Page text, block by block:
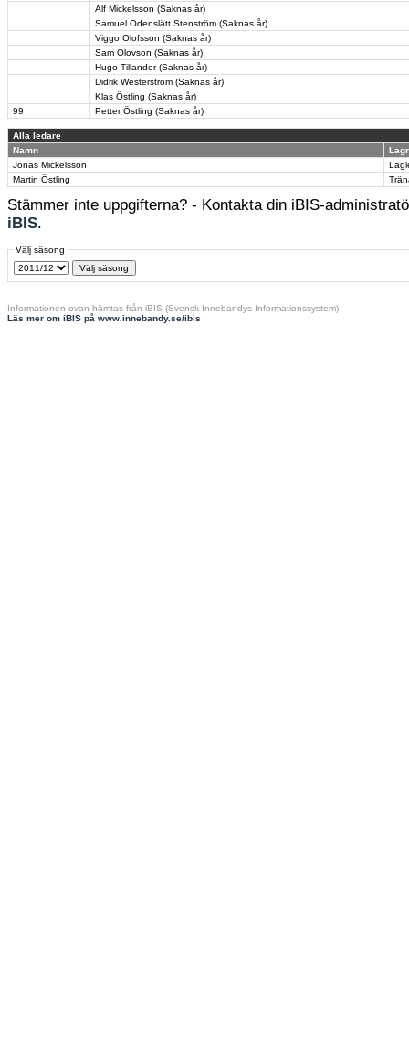
Alf Mickelsson (Saknas år)
Samuel Odenslätt Stenström (Saknas år)
Viggo Olofsson (Saknas år)
Sam Olovson (Saknas år)
Hugo Tillander (Saknas år)
Didrik Westerström (Saknas år)
Klas Östling (Saknas år)
99
Petter Östling (Saknas år)
Alla ledare
Namn
Jonas Mickelsson
Martin Östling
Stämmer inte uppgifterna? - Kontakta din iBIS-
iBIS.
Välj säsong
Informationen ovan hämtas från iBIS (Svensk Innebandys Informationssystem)
Läs mer om iBIS på www.innebandy.se/ibis